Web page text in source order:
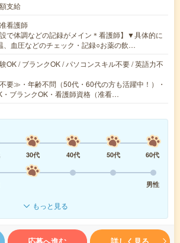
支給
看護師
設で体調などの記録がメイン＊看護師】▼具体的に
血圧などのチェック・記録○お薬の飲…
OK / ブランクOK / パソコンスキル不要 / 英語力不
要≫・年齢不問（50代・60代の方も活躍中！）・
・ブランクOK・看護師資格（准看…
30代 40代 50代
60代
男性
もっと見る